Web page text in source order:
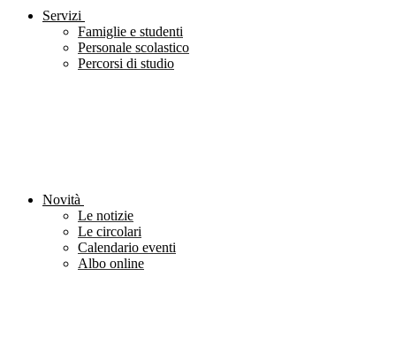
Servizi
Famiglie e studenti
Personale scolastico
Percorsi di studio
Novità
Le notizie
Le circolari
Calendario eventi
Albo online